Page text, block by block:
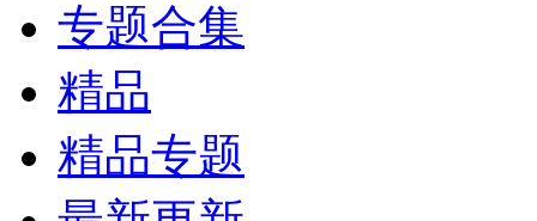
专题合集
精品
精品专题